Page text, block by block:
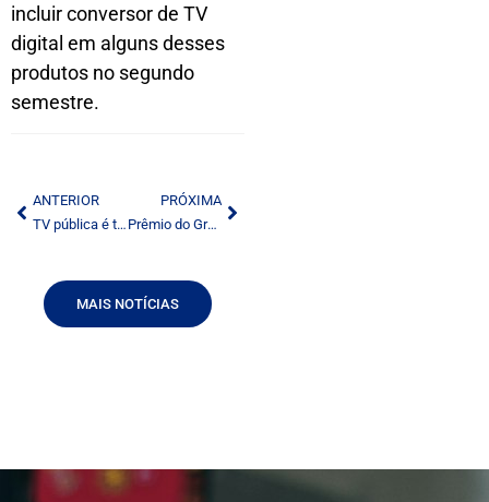
incluir conversor de TV
digital em alguns desses
produtos no segundo
semestre.
ANTERIOR
TV pública é tema de ciclo de debates na UnB
PRÓXIMA
Prêmio do Grupo dos Profissionais do Rádio será nacional
MAIS NOTÍCIAS